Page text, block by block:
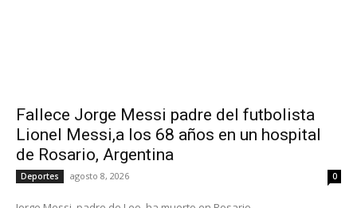
Fallece Jorge Messi padre del futbolista
Lionel Messi,a los 68 años en un hospital
de Rosario, Argentina
Deportes agosto 8, 2026 0